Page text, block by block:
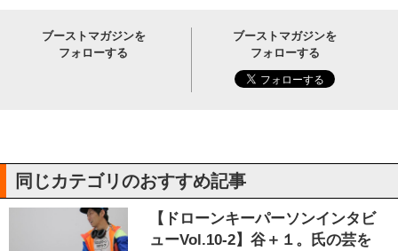
ブーストマガジンを
フォローする
ブーストマガジンを
フォローする
同じカテゴリのおすすめ記事
【ドローンキーパーソンインタビ
ューVol.10-2】谷＋１。氏の芸を